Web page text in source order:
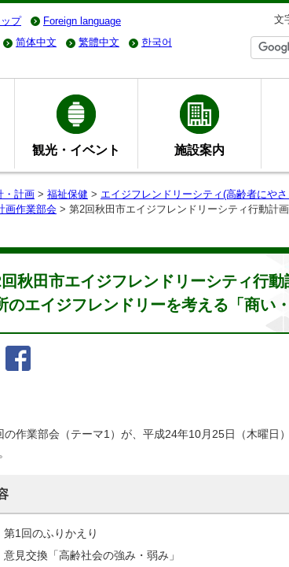
プ Foreign language 文
简体中文 繁體中文 한국어
観光・イベント 施設案内
・計画 > 福祉保健 > エイジフレンドリーシティ(高齢者にや
画作業部会 > 第2回秋田市エイジフレンドリーシティ行動計
秋田市エイジフレンドリーシティ行
のエイジフレンドリーを考える「商い
の作業部会（テーマ1）が、平成24年10月25日（木曜日
第1回のふりかえり
意見交換「高齢社会の強み・弱み」